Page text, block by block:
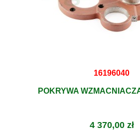
16196040
POKRYWA
4 370,00 zł